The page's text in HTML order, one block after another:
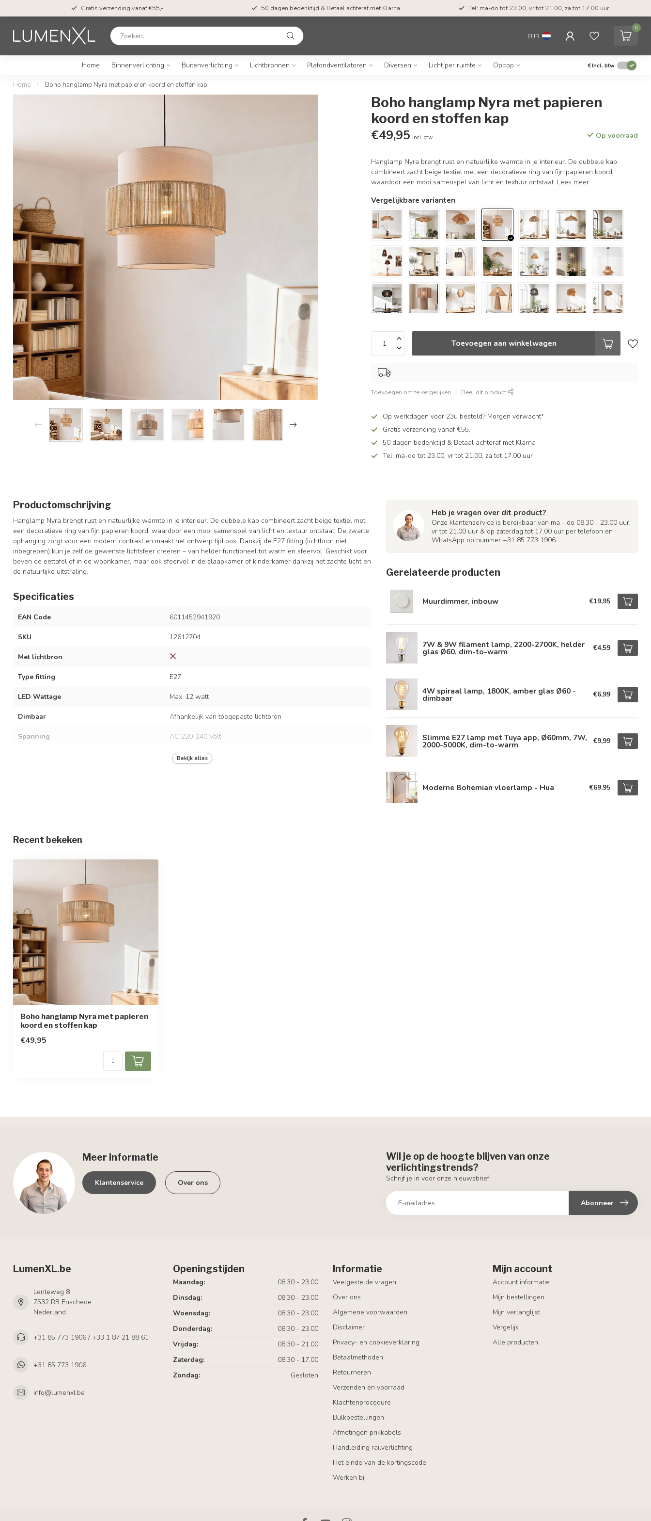
Gratis verzending vanaf €55,- 50 dagen bedenktijd & Betaal achteraf met Klarna Tel: ma-do tot 23.00, vr tot 21.00, za tot 17.00 uur
EUR
0
Home Binnenverlichting Buitenverlichting Lichtbronnen Plafondventilatoren Diversen Licht per ruimte Op=op €Incl. btw
Home / Boho hanglamp Nyra met papieren koord en stoffen kap
Boho hanglamp Nyra met papieren
koord en stoffen kap
€49,95 Incl. btw Op voorraad
Hanglamp Nyra brengt rust en natuurlijke warmte in je interieur. De dubbele kap
combineert zacht beige textiel met een decoratieve ring van fijn papieren koord,
waardoor een mooi samenspel van licht en textuur ontstaat. Lees meer.
Vergelijkbare varianten
Toevoegen aan winkelwagen
Toevoegen om te vergelijken Deel dit product
Op werkdagen voor 23u besteld? Morgen verwacht*
Gratis verzending vanaf €55,-
50 dagen bedenktijd & Betaal achteraf met Klarna
Tel: ma-do tot 23.00, vr tot 21.00, za tot 17.00 uur
Productomschrijving
Hanglamp Nyra brengt rust en natuurlijke warmte in je interieur. De dubbele kap combineert zacht beige textiel met
een decoratieve ring van fijn papieren koord, waardoor een mooi samenspel van licht en textuur ontstaat. De zwarte
ophanging zorgt voor een modern contrast en maakt het ontwerp tijdloos. Dankzij de E27 fitting (lichtbron niet
inbegrepen) kun je zelf de gewenste lichtsfeer creëren – van helder functioneel tot warm en sfeervol. Geschikt voor
boven de eettafel of in de woonkamer, maar ook sfeervol in de slaapkamer of kinderkamer dankzij het zachte licht en
de natuurlijke uitstraling.
Specificaties
EAN Code 6011452941920
SKU 12612704
Met lichtbron
Type fitting E27
LED Wattage Max. 12 watt
Dimbaar Afhankelijk van toegepaste lichtbron
Spanning AC 220-240 Volt
50/60 Hz
In hoogte verstelbaar
Bekijk alles
Heb je vragen over dit product?
Onze klantenservice is bereikbaar van ma - do 08.30 - 23.00 uur,
vr tot 21.00 uur & op zaterdag tot 17.00 uur per telefoon en
WhatsApp op nummer +31 85 773 1906
Gerelateerde producten
Muurdimmer, inbouw €19,95
7W & 9W filament lamp, 2200-2700K, helder
glas Ø60, dim-to-warm €4,59
4W spiraal lamp, 1800K, amber glas Ø60 -
dimbaar €6,99
Slimme E27 lamp met Tuya app, Ø60mm, 7W,
2000-5000K, dim-to-warm €9,99
Moderne Bohemian vloerlamp - Hua €69,95
Recent bekeken
Boho hanglamp Nyra met papieren
koord en stoffen kap
€49,95
Meer informatie
Klantenservice Over ons
Wil je op de hoogte blijven van onze
verlichtingstrends?
Schrijf je in voor onze nieuwsbrief
Abonneer
LumenXL.be
Lenteweg 8
7532 RB Enschede
Nederland
+31 85 773 1906 / +33 1 87 21 88 61
+31 85 773 1906
info@lumenxl.be
Openingstijden
Maandag:
08.30 - 23.00
Dinsdag:
08.30 - 23.00
Woensdag:
08.30 - 23.00
Donderdag:
08.30 - 23.00
Vrijdag:
08.30 - 21.00
Zaterdag:
08.30 - 17.00
Zondag:
Gesloten
Informatie
Veelgestelde vragen
Over ons
Algemene voorwaarden
Disclaimer
Privacy- en cookieverklaring
Betaalmethoden
Retourneren
Verzenden en voorraad
Klachtenprocedure
Bulkbestellingen
Afmetingen prikkabels
Handleiding railverlichting
Het einde van de kortingscode
Werken bij
Mijn account
Account informatie
Mijn bestellingen
Mijn verlanglijst
Vergelijk
Alle producten